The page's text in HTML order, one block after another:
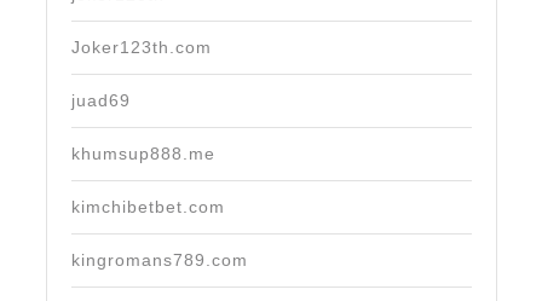
Joker123th.com
juad69
khumsup888.me
kimchibetbet.com
kingromans789.com